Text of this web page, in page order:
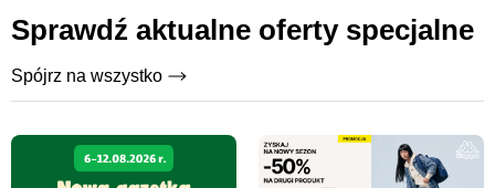
Sprawdź aktualne oferty specjalne
Spójrz na wszystko